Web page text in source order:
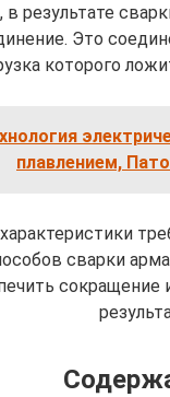
результате
Это
которого
плавлением,
сварки